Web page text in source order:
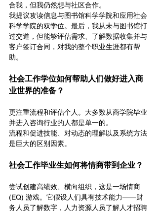
合我，但我仍然想与社区合作。
我提议攻读信息与图书馆科学学院和应用社会
科学学院的双学位。最后，我从未与图书馆打
过交道，但能够评估需求、了解数据收集并与
客户签订合同，对我的整个职业生涯都有帮
助。
社会工作学位如何帮助人们做好进入商
业世界的准备？
更注重流程和评估个人。大多数从商学院毕业
并进入咨询行业的人都是单一的。
流程和促进技能、对动态的理解以及系统方法
是巨大的区别因素。
社会工作毕业生如何将情商带到企业？
尝试创建高绩效、横向组织，这是一场情商
(EQ) 游戏。它假设人们具有技术能力——财
务人员了解数字，人力资源人员了解人才招聘